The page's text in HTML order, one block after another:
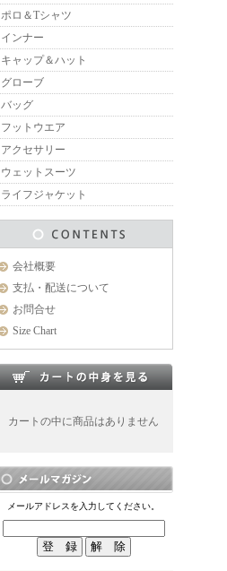
ポロ＆Tシャツ
インナー
キャップ＆ハット
グローブ
バッグ
フットウエア
アクセサリー
ウェットスーツ
ライフジャケット
会社概要
支払・配送について
お問合せ
Size Chart
カートの中に商品はありません
メールアドレスを入力してください。